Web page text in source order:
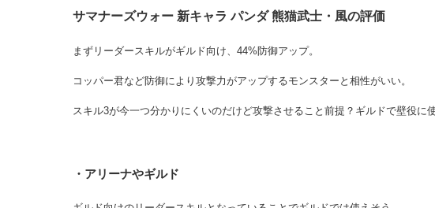
サマナーズウォー 新キャラ パンダ 熊猫武士・風の評価
まずリーダースキルがギルド向け、44%防御アップ。
コッパー君など防御により攻撃力がアップするモンスターと相性がいい。
スキル3が今一つ分かりにくいのだけど攻撃させること前提？ギルドで壁役に
・アリーナやギルド